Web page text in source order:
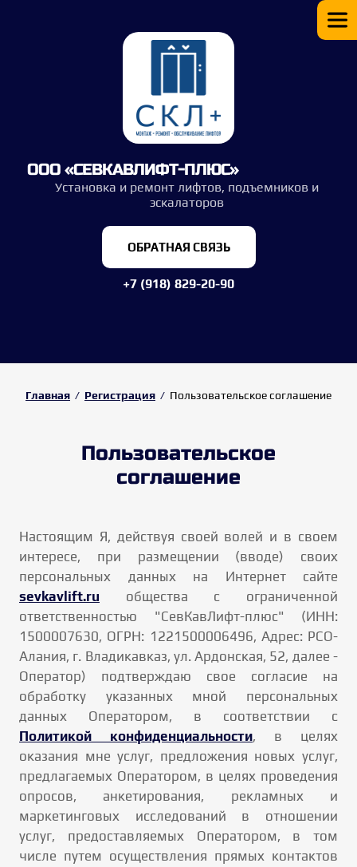
ООО «СЕВКАВЛИФТ-ПЛЮС»
Установка и ремонт лифтов, подъемников и
эскалаторов
ОБРАТНАЯ СВЯЗЬ
+7 (918) 829-20-90
Главная / Регистрация / Пользовательское соглашение
Пользовательское
соглашение
Настоящим Я, действуя своей волей и в своем
интересе, при размещении (вводе) своих
персональных данных на Интернет сайте
sevkavlift.ru общества с ограниченной
ответственностью "СевКавЛифт-плюс" (ИНН:
1500007630, ОГРН: 1221500006496, Адрес: РСО-
Алания, г. Владикавказ, ул. Ардонская, 52, далее -
Оператор) подтверждаю свое согласие на
обработку указанных мной персональных
данных Оператором, в соответствии с
Политикой конфиденциальности, в целях
оказания мне услуг, предложения новых услуг,
предлагаемых Оператором, в целях проведения
опросов, анкетирования, рекламных и
маркетинговых исследований в отношении
услуг, предоставляемых Оператором, в том
числе путем осуществления прямых контактов